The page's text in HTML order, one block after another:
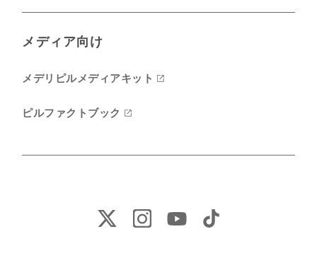
メディア向け
メデリピルメディアキット
ピルファクトブック